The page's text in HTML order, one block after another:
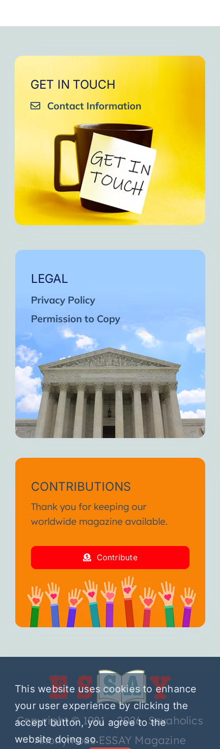
GET IN TOUCH
Contact Information
LEGAL
Privacy Policy
Permission to Copy
CONTRIBUTIONS
Thank you for keeping our
worldwide magazine available.
Contribute
Copyright © 1981 – 2026 Sexaholics
Anonymous ESSAY Magazine
This website uses cookies to enhance
your user experience by clicking the
accept button, you agree to the
website doing so.